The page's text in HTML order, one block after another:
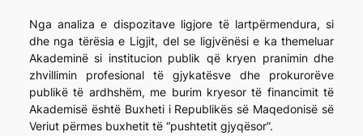
Nga analiza e dispozitave ligjore të lartpërmendura, si
dhe nga tërësia e Ligjit, del se ligjvënësi e ka themeluar
Akademinë si institucion publik që kryen pranimin dhe
zhvillimin profesional të gjykatësve dhe prokurorëve
publikë të ardhshëm, me burim kryesor të financimit të
Akademisë është Buxheti i Republikës së Maqedonisë së
Veriut përmes buxhetit të “pushtetit gjyqësor”.